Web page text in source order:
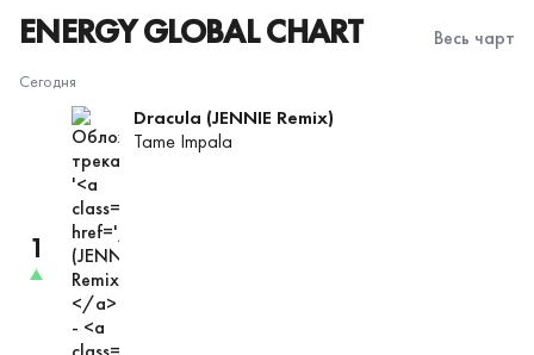
ENERGY GLOBAL CHART Весь чарт
Сегодня
трек
поднялса
чарте
1
Dracula (JENNIE Remix)
Tame Impala